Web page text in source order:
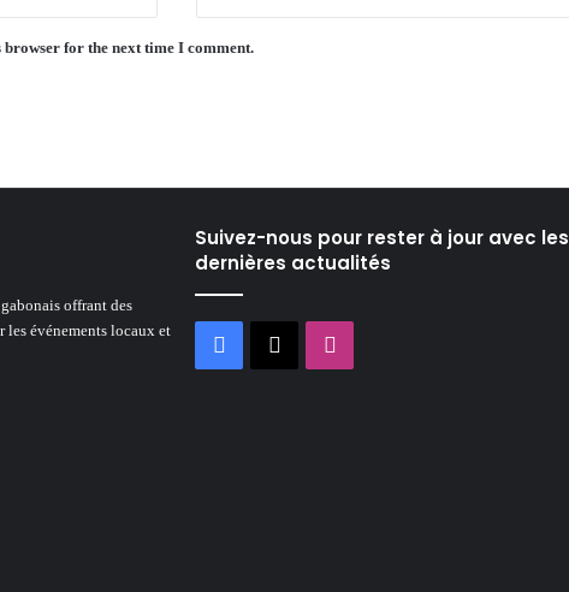
browser for the next time I comment.
offrant des
les événements locaux et
Suivez-nous pour rester à jour avec les
dernières actualités
Facebook
X